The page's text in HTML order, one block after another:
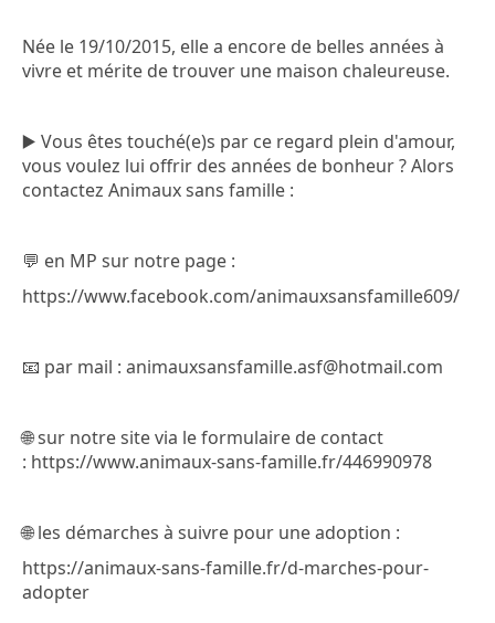
Née le 19/10/2015, elle a encore de belles années à
vivre et mérite de trouver une maison chaleureuse.
▶️ Vous êtes touché(e)s par ce regard plein d'amour,
vous voulez lui offrir des années de bonheur ? Alors
contactez Animaux sans famille :
💬 en MP sur notre page :
https://www.facebook.com/animauxsansfamille609/
📧 par mail : animauxsansfamille.asf@hotmail.com
🌐 sur notre site via le formulaire de contact
: https://www.animaux-sans-famille.fr/446990978
🌐 les démarches à suivre pour une adoption :
https://animaux-sans-famille.fr/d-marches-pour-
adopter